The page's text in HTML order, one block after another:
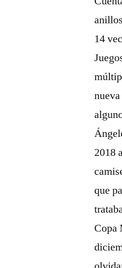
14
2018
que
Copa